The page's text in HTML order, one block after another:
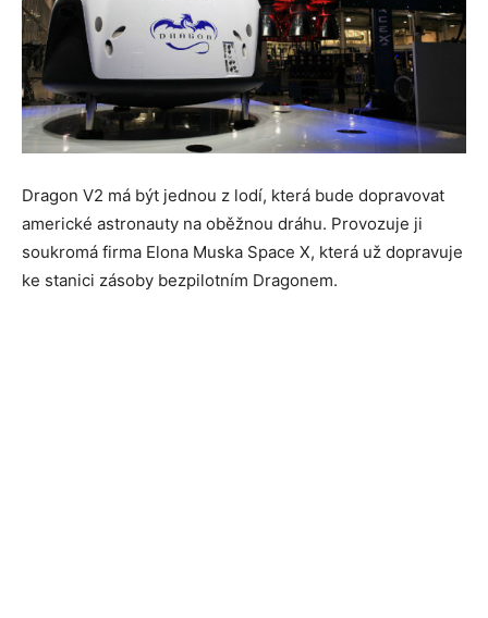
Dragon V2 má být jednou z lodí, která bude dopravovat
americké astronauty na oběžnou dráhu. Provozuje ji
soukromá firma Elona Muska Space X, která už dopravuje
ke stanici zásoby bezpilotním Dragonem.